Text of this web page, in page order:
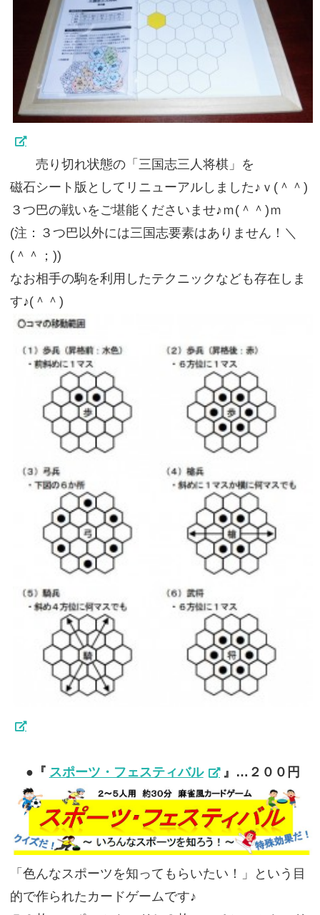
売り切れ状態の「三国志三人将棋」を
磁石シート版としてリニューアルしました♪ｖ(＾＾)
３つ巴の戦いをご堪能くださいませ♪ｍ(＾＾)ｍ
(注：３つ巴以外には三国志要素はありません！＼
(＾＾；))
なお相手の駒を利用したテクニックなども存在しま
す♪(＾＾)
●『 スポーツ・フェスティバル 』…２００円
「色んなスポーツを知ってもらいたい！」という目
的で作られたカードゲームです♪